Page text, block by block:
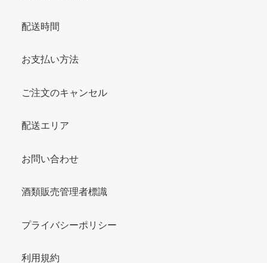
配送時間
お支払い方法
ご注文のキャンセル
配送エリア
お問い合わせ
酒類販売管理者標識
プライバシーポリシー
利用規約